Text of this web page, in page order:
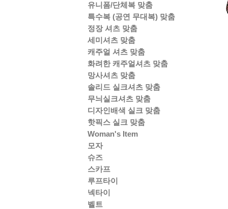
유니폼/단체복 맞춤
특수복 (공연 무대복) 맞춤
정장 셔츠 맞춤
세미셔츠 맞춤
캐주얼 셔츠 맞춤
화려한 캐주얼셔츠 맞춤
망사셔츠 맞춤
솔리드 실크셔츠 맞춤
무늬실크셔츠 맞춤
디자인배색 실크 맞춤
핫픽스 실크 맞춤
Woman's Item
모자
슈즈
스카프
루프타이
넥타이
벨트